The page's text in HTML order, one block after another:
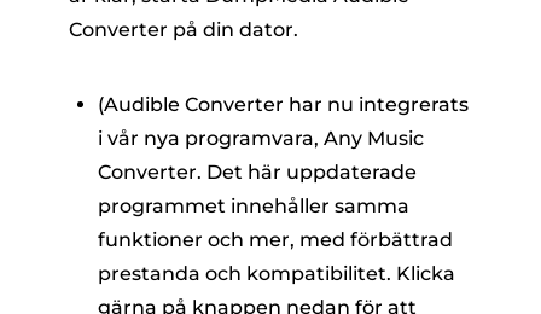
Converter på din dator.
(Audible Converter har nu integrerats
i vår nya programvara, Any Music
Converter. Det här uppdaterade
programmet innehåller samma
funktioner och mer, med förbättrad
prestanda och kompatibilitet. Klicka
gärna på knappen nedan för att